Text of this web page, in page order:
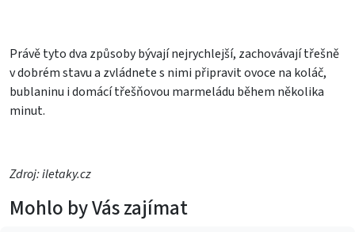
Právě tyto dva způsoby bývají nejrychlejší, zachovávají třešně
v dobrém stavu a zvládnete s nimi připravit ovoce na koláč,
bublaninu i domácí třešňovou marmeládu během několika
minut.
Zdroj: iletaky.cz
Mohlo by Vás zajímat